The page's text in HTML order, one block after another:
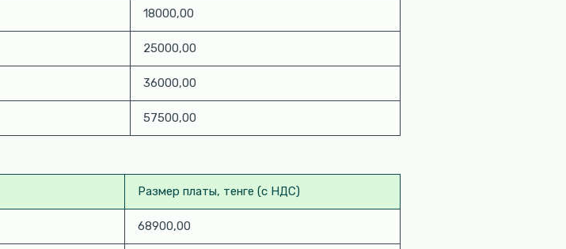
18000,00
25000,00
36000,00
57500,00
Размер платы, тенге (с НДС)
68900,00